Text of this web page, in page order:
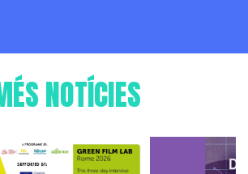
NOTÍCIES